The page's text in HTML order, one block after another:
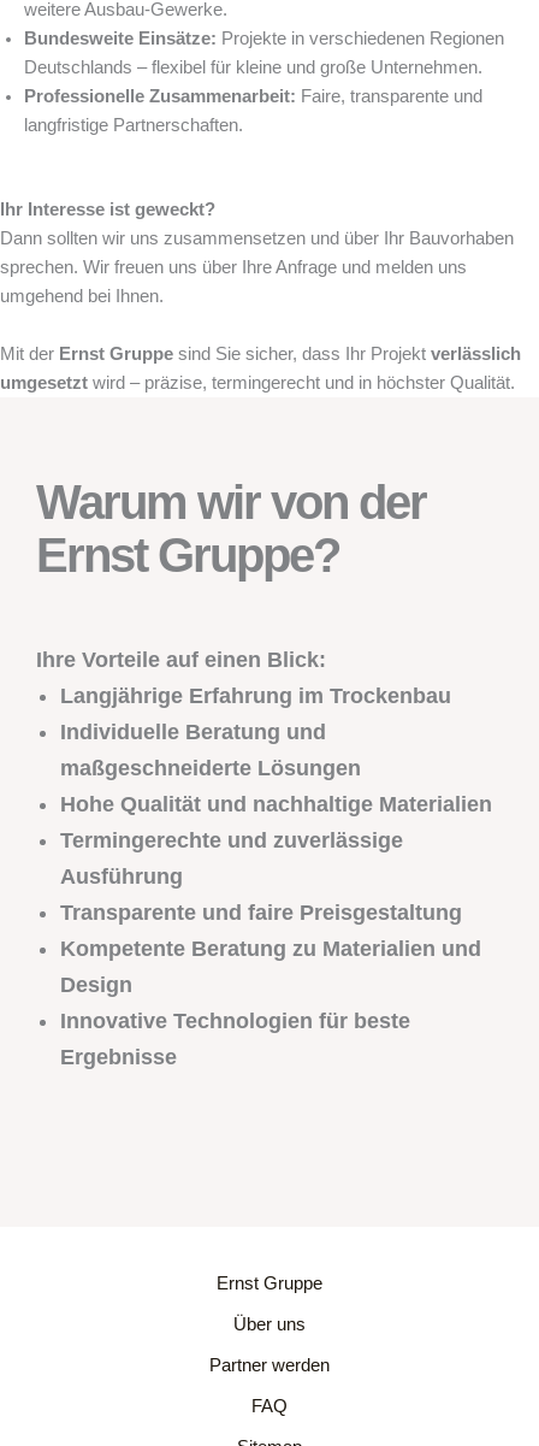
weitere Ausbau-Gewerke.
Bundesweite Einsätze: Projekte in verschiedenen Regionen
Deutschlands – flexibel für kleine und große Unternehmen.
Professionelle Zusammenarbeit: Faire, transparente und
langfristige Partnerschaften.
Ihr Interesse ist geweckt?
Dann sollten wir uns zusammensetzen und über Ihr Bauvorhaben
sprechen. Wir freuen uns über Ihre Anfrage und melden uns
umgehend bei Ihnen.
Mit der Ernst Gruppe sind Sie sicher, dass Ihr Projekt verlässlich
umgesetzt wird – präzise, termingerecht und in höchster Qualität.
Warum wir von der
Ernst Gruppe?
Ihre Vorteile auf einen Blick:
Langjährige Erfahrung im Trockenbau
Individuelle Beratung und
maßgeschneiderte Lösungen
Hohe Qualität und nachhaltige Materialien
Termingerechte und zuverlässige
Ausführung
Transparente und faire Preisgestaltung
Kompetente Beratung zu Materialien und
Design
Innovative Technologien für beste
Ergebnisse
Ernst Gruppe
Über uns
Partner werden
FAQ